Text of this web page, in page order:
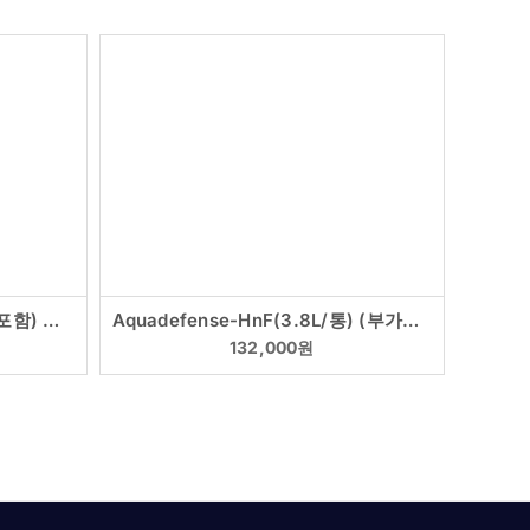
ECOMOS (5kg/pail) (부가세포함) 종합영양제 장기능개선 성장촉진 Aquadefense-HnF(3.8L/통) (부가세포함) 종묘 부화장 필수 종합 미네랄 면역력 향상
132,000원